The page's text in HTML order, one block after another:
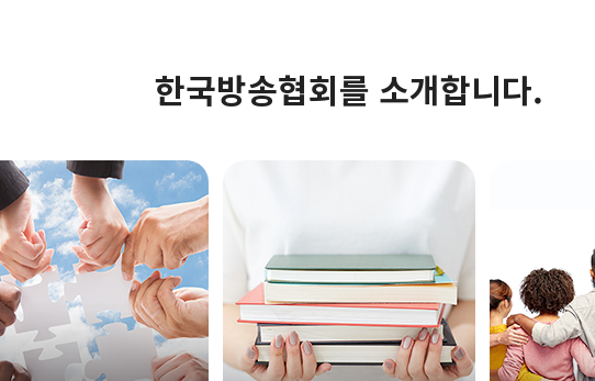
한국방송협회를 소개합니다.